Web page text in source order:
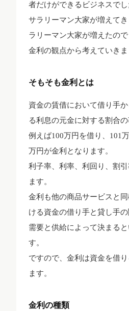
者だけができるビジネスで
サラリーマン大家が増えて
ラリーマン大家が増えたの
金利の観点から考えていきま
そもそも金利とは
資金の賃借において借り手
る利息の元金に対する割合の
例えば100万円を借り、101
万円が金利となります。
利子率、利率、利回り、割
ます。
金利も他の商品サービスと
ける資金の借り手と貸し手の
需要と供給によって決まる
す。
ですので、金利は資金を借
ます。
金利の種類